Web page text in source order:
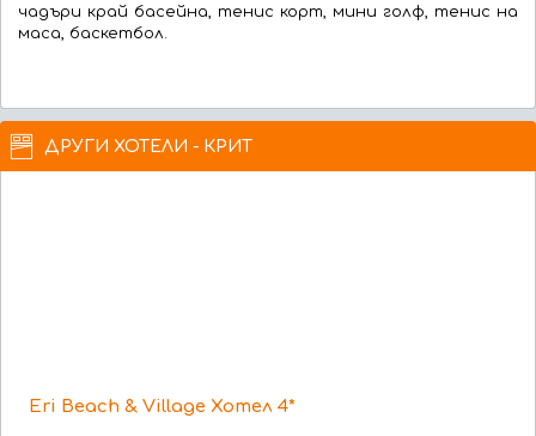
чадъри край басейна, тенис корт, мини голф, тенис на
маса, баскетбол.
ДРУГИ ХОТЕЛИ - КРИТ
Eri Beach & Village Хотел 4*